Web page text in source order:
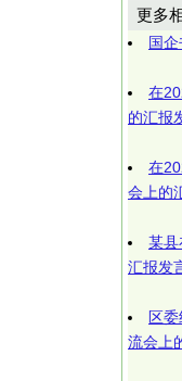
更多
国
在
的汇报
在
会上的
某县
汇报发
区
流会上